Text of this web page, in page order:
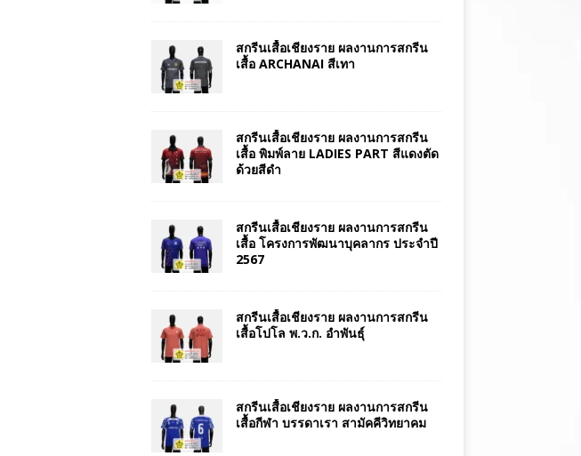
สกรีนเสื้อเชียงราย ผลงานการสกรีน
เสื้อ ARCHANAI สีเทา
สกรีนเสื้อเชียงราย ผลงานการสกรีน
เสื้อ พิมพ์ลาย LADIES PART สีแดงตัด
ด้วยสีดำ
สกรีนเสื้อเชียงราย ผลงานการสกรีน
เสื้อ โครงการพัฒนาบุคลากร ประจำปี
2567
สกรีนเสื้อเชียงราย ผลงานการสกรีน
เสื้อโปโล พ.ว.ก. อำพันธุ์
สกรีนเสื้อเชียงราย ผลงานการสกรีน
เสื้อกีฬา บรรดาเรา สามัคคีวิทยาคม